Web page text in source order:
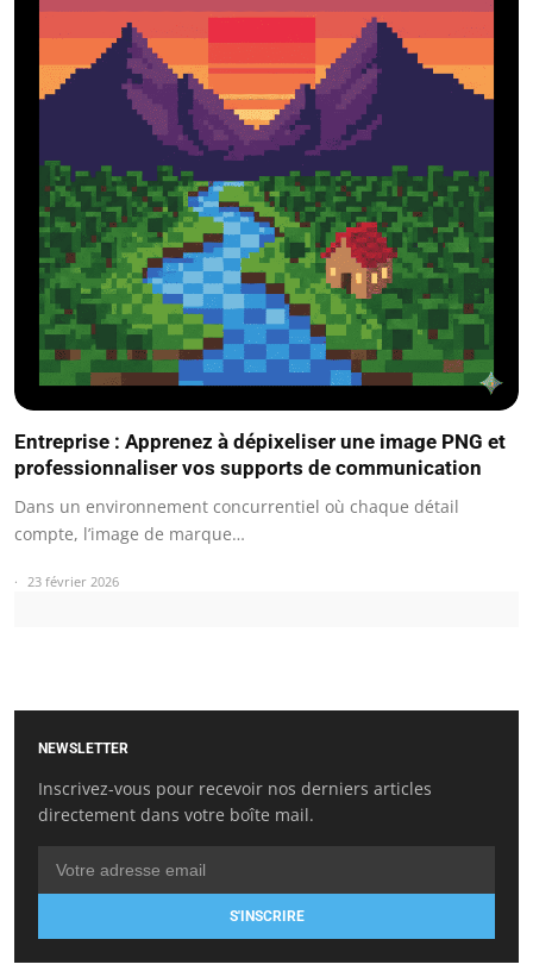
Entreprise : Apprenez à dépixeliser une image PNG et
professionnaliser vos supports de communication
Dans un environnement concurrentiel où chaque détail
compte, l’image de marque…
23 février 2026
NEWSLETTER
Inscrivez-vous pour recevoir nos derniers articles
directement dans votre boîte mail.
S'INSCRIRE